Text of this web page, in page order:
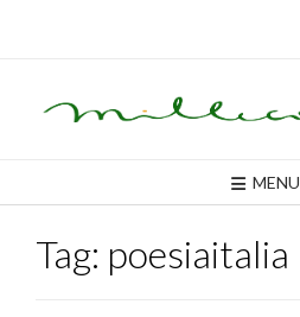
MENU
Tag: poesiaitalia